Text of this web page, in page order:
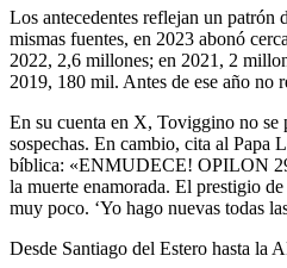
Los antecedentes reflejan un patrón
mismas fuentes, en 2023 abonó
2022, 2,6 millones; en 2021, 2
2019, 180 mil. Antes de ese año no
En su cuenta en X, Toviggino no se
sospechas. En cambio, cita al Papa
bíblica: «ENMUDECE! OPILON
la muerte enamorada. El prestigio
muy poco. ‘Yo hago nuevas todas
Desde Santiago del Estero hasta la